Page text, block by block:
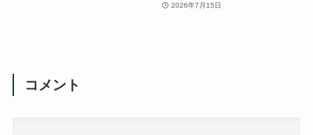
2026年7月15日
コメント